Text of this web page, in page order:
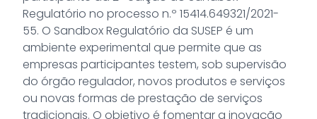
Regulatório no processo n.º 15414.649321/2021-
55. O Sandbox Regulatório da SUSEP é um
ambiente experimental que permite que as
empresas participantes testem, sob supervisão
do órgão regulador, novos produtos e serviços
ou novas formas de prestação de serviços
tradicionais. O objetivo é fomentar a inovação